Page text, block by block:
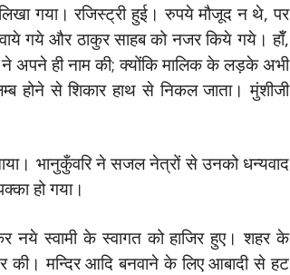
गया। रजिस्ट्री हुई। रुपये मौजूद न थे, पर
गये और ठाकुर साहब को नजर किये गये। हॉँ,
अपने ही नाम की; क्योंकि मालिक के लड़के अभी
होने से शिकार हाथ से निकल जाता। मुंशीजी
भानुकुँवरि ने सजल नेत्रों से उनको धन्यवाद
हो गया।
स्वामी के स्वागत को हाजिर हुए। शहर के
की। मन्दिर आदि बनवाने के लिए आबादी से हट